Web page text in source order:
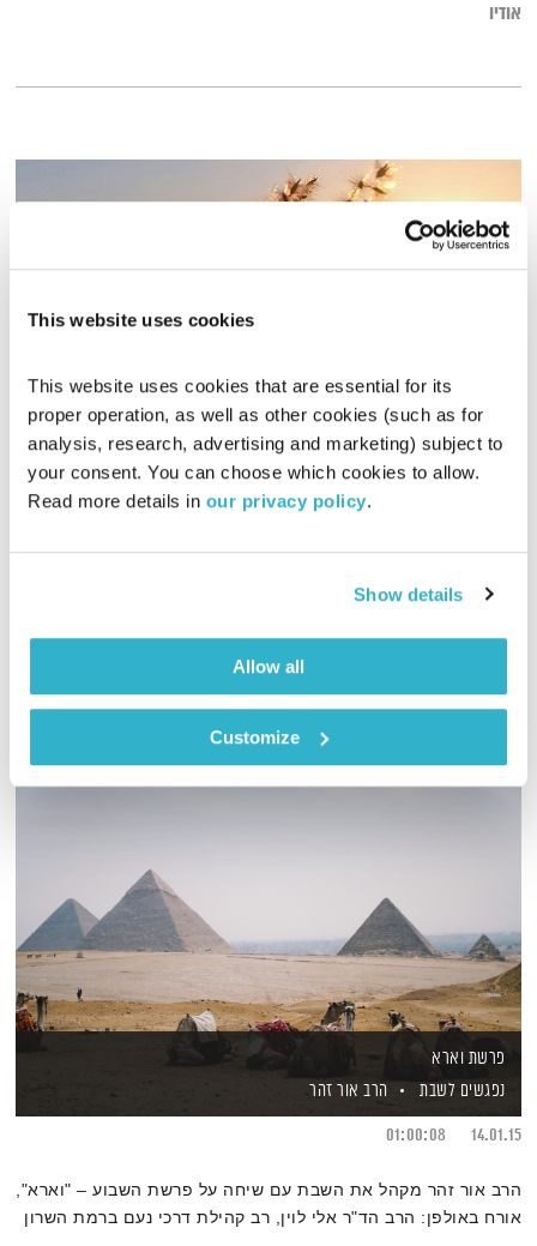
This website uses cookies
This website uses cookies that are essential for its
proper operation, as well as other cookies (such as for
analysis, research, advertising and marketing) subject to
your consent. You can choose which cookies to allow.
Read more details in our privacy policy.
Show details
Allow all
Customize
אודיו
התעוררות – 28.5.24
התעוררות
גליה גלעדי
בעריכתה ובהגשתה
אודיו
פרשת וארא
נפגשים לשבת
הרב אור זהר
14.01.15
01:00:08
הרב אור זהר מקהל את השבת עם שיחה על פרשת השבוע – "וארא",
אורח באולפן: הרב הד"ר אלי לוין, רב קהילת דרכי נעם ברמת השרון